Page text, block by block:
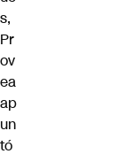
s,
Pr
ov
ea
ap
un
tó